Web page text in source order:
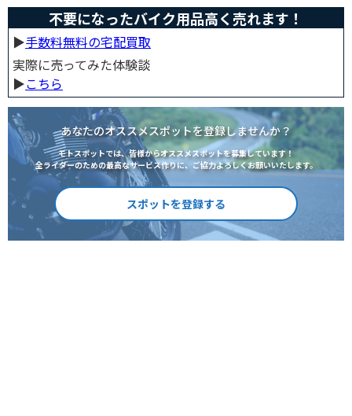
不要になったバイク用品高く売れます！
▶︎手数料無料の宅配買取
実際に売ってみた体験談
▶︎こちら
あなたのオススメスポットを登録しませんか？
モトスポットでは、皆様からオススメスポットを募集しています！
全ライダーのための最高なサービス作りに、ご協力よろしくお願いいたします。
スポットを登録する